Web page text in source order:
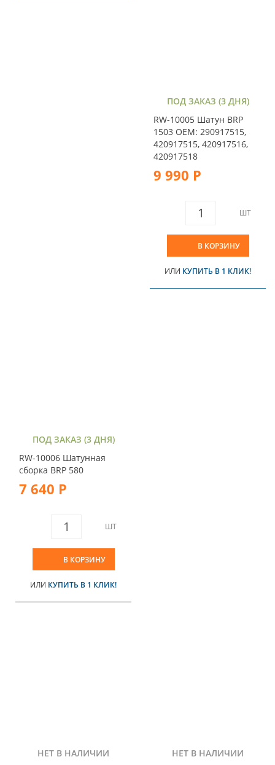
ПОД ЗАКАЗ (3 ДНЯ)
RW-10005 Шатун BRP
1503 OEM: 290917515,
420917515, 420917516,
420917518
9 990 Р
ШТ
В КОРЗИНУ
ИЛИ КУПИТЬ В 1 КЛИК!
ПОД ЗАКАЗ (3 ДНЯ)
RW-10006 Шатунная
сборка BRP 580
7 640 Р
ШТ
В КОРЗИНУ
ИЛИ КУПИТЬ В 1 КЛИК!
НЕТ В НАЛИЧИИ
НЕТ В НАЛИЧИИ